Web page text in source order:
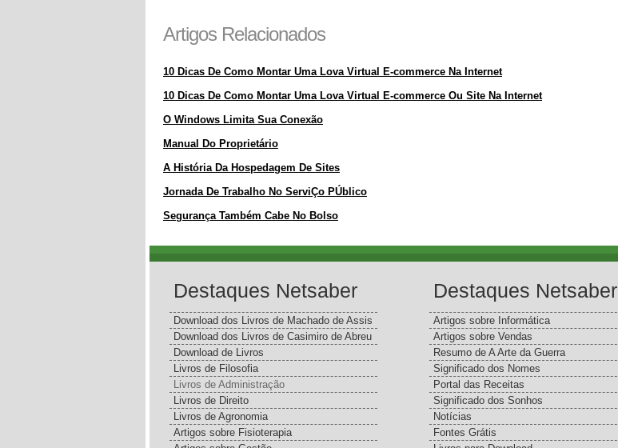
Artigos Relacionados
10 Dicas De Como Montar Uma Lova Virtual E-commerce Na Internet
10 Dicas De Como Montar Uma Lova Virtual E-commerce Ou Site Na Internet
O Windows Limita Sua Conexão
Manual Do Proprietário
A História Da Hospedagem De Sites
Jornada De Trabalho No ServiÇo PÚblico
Segurança Também Cabe No Bolso
Destaques Netsaber
Download dos Livros de Machado de Assis
Download dos Livros de Casimiro de Abreu
Download de Livros
Livros de Filosofia
Livros de Administração
Livros de Direito
Livros de Agronomia
Artigos sobre Fisioterapia
Destaques Netsaber
Artigos sobre Informática
Artigos sobre Vendas
Resumo de A Arte da Guerra
Significado dos Nomes
Portal das Receitas
Significado dos Sonhos
Notícias
Fontes Grátis